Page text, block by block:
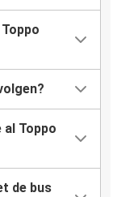
al Toppo
de bus